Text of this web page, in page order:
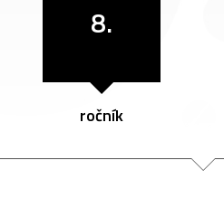
8.
ročník